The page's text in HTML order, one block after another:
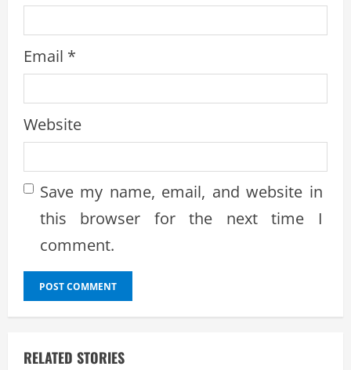
Email *
Website
Save my name, email, and website in
this browser for the next time I
comment.
RELATED STORIES